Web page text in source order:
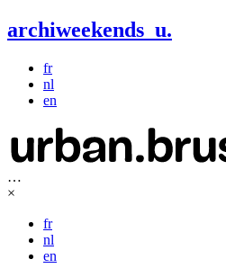
archiweekends u.
fr
nl
en
…
×
fr
nl
en